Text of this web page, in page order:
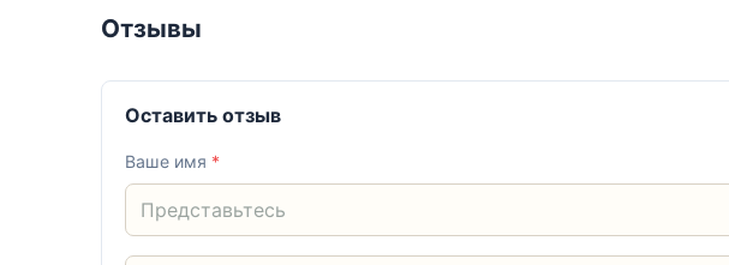
Отзывы
Оставить отзыв
Ваше имя *